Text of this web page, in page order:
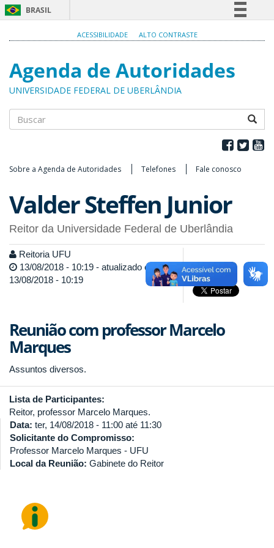
BRASIL
Participe
Acesso à informação
ACESSIBILIDADE ALTO CONTRASTE
Agenda de Autoridades
UNIVERSIDADE FEDERAL DE UBERLÂNDIA
Sobre a Agenda de Autoridades Telefones Fale conosco
Valder Steffen Junior
Reitor da Universidade Federal de Uberlândia
Reitoria UFU
13/08/2018 - 10:19 - atualizado em
13/08/2018 - 10:19
Reunião com professor Marcelo
Marques
Assuntos diversos.
Lista de Participantes:
Reitor, professor Marcelo Marques.
Data: ter, 14/08/2018 - 11:00 até 11:30
Solicitante do Compromisso:
Professor Marcelo Marques - UFU
Local da Reunião: Gabinete do Reitor